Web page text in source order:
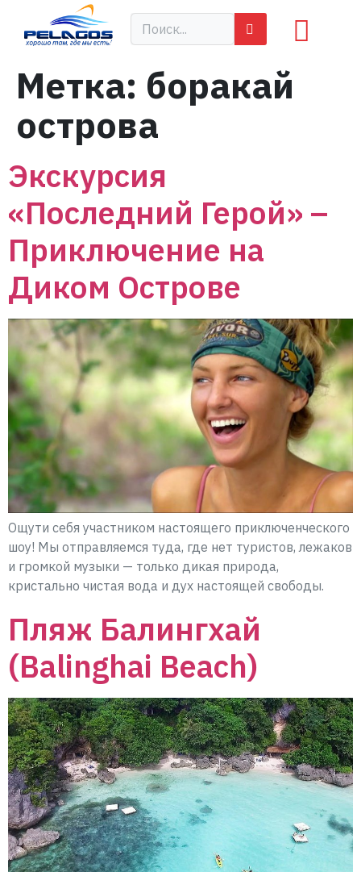
Метка: боракай
острова
Экскурсия
«Последний Герой» –
Приключение на
Диком Острове
Ощути себя участником настоящего приключенческого
шоу! Мы отправляемся туда, где нет туристов, лежаков
и громкой музыки — только дикая природа,
кристально чистая вода и дух настоящей свободы.
Пляж Балингхай
(Balinghai Beach)